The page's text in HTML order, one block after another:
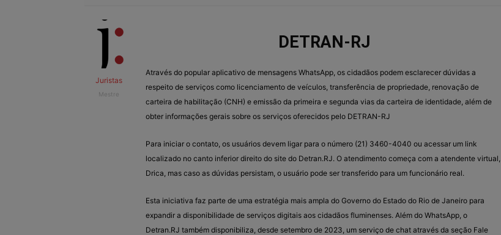
Juristas
Mestre
DETRAN-RJ
Através do popular aplicativo de mensagens WhatsApp, os cidadãos podem esclarecer dúvidas a
respeito de serviços como licenciamento de veículos, transferência de propriedade, renovação de
carteira de habilitação (CNH) e emissão da primeira e segunda vias da carteira de identidade, além de
obter informações gerais sobre os serviços oferecidos pelo DETRAN-RJ
Para iniciar o contato, os usuários devem ligar para o número (21) 3460-4040 ou acessar um link
localizado no canto inferior direito do site do Detran.RJ. O atendimento começa com a atendente virtual,
Drica, mas caso as dúvidas persistam, o usuário pode ser transferido para um funcionário real.
Esta iniciativa faz parte de uma estratégia mais ampla do Governo do Estado do Rio de Janeiro para
expandir a disponibilidade de serviços digitais aos cidadãos fluminenses. Além do WhatsApp, o
Detran.RJ também disponibiliza, desde setembro de 2023, um serviço de chat através da seção Fale